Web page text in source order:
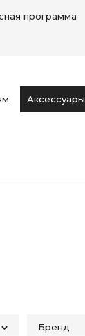
программа
Аксессуары
Бренд